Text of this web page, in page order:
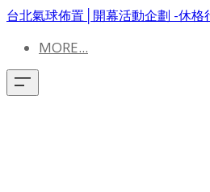
台北氣球佈置│開幕活動企劃 -休格
MORE...